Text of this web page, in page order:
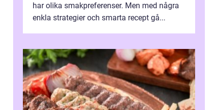
har olika smakpreferenser. Men med några
enkla strategier och smarta recept gå...